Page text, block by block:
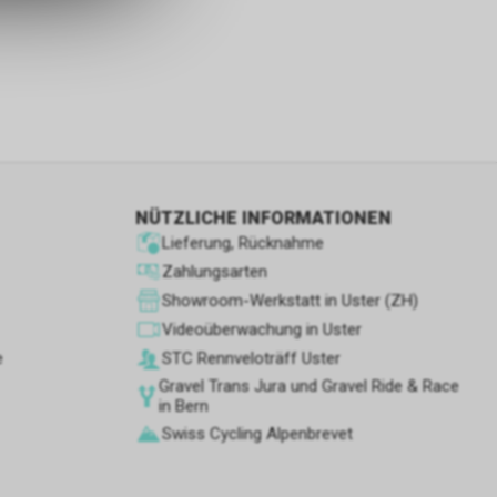
NÜTZLICHE INFORMATIONEN
Lieferung, Rücknahme
Zahlungsarten
Showroom-Werkstatt in Uster (ZH)
Videoüberwachung in Uster
STC Rennve­loträff Uster
Gravel Trans Jura und Gravel Ride & Race
in Bern
Swiss Cycling Alpenbrevet
den
sie nur
Benutzer
des
zu